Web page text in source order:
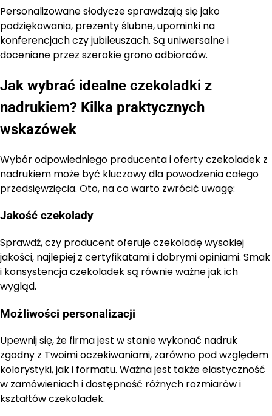
Personalizowane słodycze sprawdzają się jako
podziękowania, prezenty ślubne, upominki na
konferencjach czy jubileuszach. Są uniwersalne i
doceniane przez szerokie grono odbiorców.
Jak wybrać idealne czekoladki z
nadrukiem? Kilka praktycznych
wskazówek
Wybór odpowiedniego producenta i oferty czekoladek z
nadrukiem może być kluczowy dla powodzenia całego
przedsięwzięcia. Oto, na co warto zwrócić uwagę:
Jakość czekolady
Sprawdź, czy producent oferuje czekoladę wysokiej
jakości, najlepiej z certyfikatami i dobrymi opiniami. Smak
i konsystencja czekoladek są równie ważne jak ich
wygląd.
Możliwości personalizacji
Upewnij się, że firma jest w stanie wykonać nadruk
zgodny z Twoimi oczekiwaniami, zarówno pod względem
kolorystyki, jak i formatu. Ważna jest także elastyczność
w zamówieniach i dostępność różnych rozmiarów i
kształtów czekoladek.